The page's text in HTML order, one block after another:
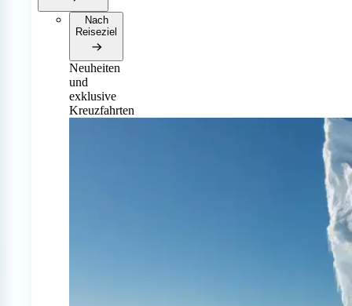
Nach
Reiseziel
Neuheiten
und
exklusive
Kreuzfahrten